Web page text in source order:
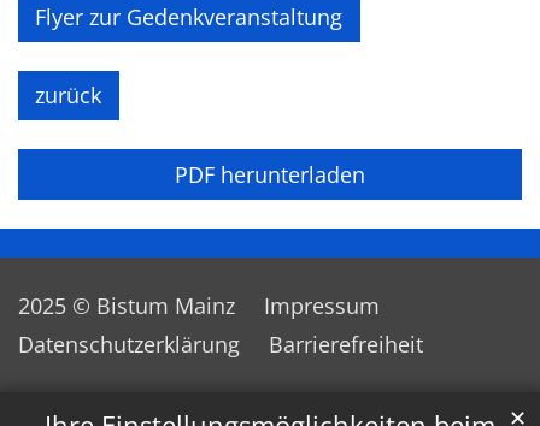
✕
Flyer zur Gedenkveranstaltung
zurück
PDF herunterladen
2025 © Bistum Mainz
Impressum
Datenschutzerklärung
Barrierefreiheit